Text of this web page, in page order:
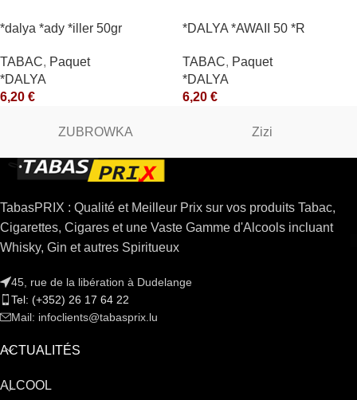
*dalya *ady *iller 50gr
TABAC, Paquet
*DALYA
6,20 €
*DALYA *AWAII 50 *R
TABAC, Paquet
*DALYA
6,20 €
ZUBROWKA Zizi
TabasPRIX : Qualité et Meilleur Prix sur vos produits Tabac,
Cigarettes, Cigares et une Vaste Gamme d'Alcools incluant
Whisky, Gin et autres Spiritueux
45, rue de la libération à Dudelange
Tel: (+352) 26 17 64 22
Mail: infoclients@tabasprix.lu
ACTUALITÉS
ALCOOL